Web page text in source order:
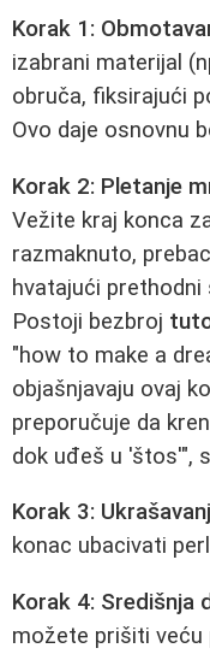
Korak 1:
izabrani materijal
obruča, fiksirajući
Ovo daje osnovnu
Korak 2: Pletanje
Vežite kraj konca
razmaknuto,
hvatajući
Postoji bezbroj
"how to make a
objašnjavaju ovaj
preporučuje da
dok uđeš u 'štos'",
Korak 3:
konac ubacivati
Korak 4: Središnja
možete prišiti veću